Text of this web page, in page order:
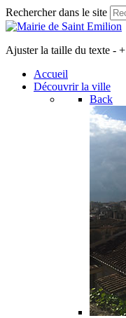
Rechercher dans le site
Ajuster la taille du texte - +
Accueil
Découvrir la ville
Back